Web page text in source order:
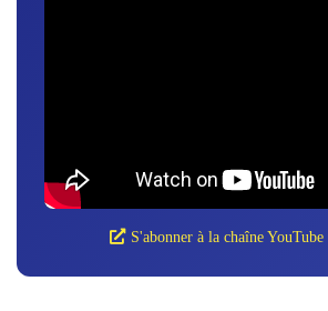
S'abonner à la chaîne